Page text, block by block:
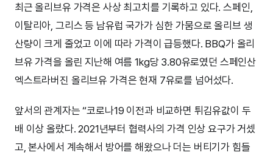
최근 올리브유 가격은 사상 최고치를 기록하고 있다. 스페인,
이탈리아, 그리스 등 남유럽 국가가 심한 가뭄으로 올리브 생
산량이 크게 줄었고 이에 따라 가격이 급등했다. BBQ가 올리
브유 가격을 올린 지난해 여름 1kg당 3.80유로였던 스페인산
엑스트라버진 올리브유 가격은 현재 7유로를 넘어섰다.
앞서의 관계자는 “코로나19 이전과 비교하면 튀김유값이 두
배 이상 올랐다. 2021년부터 협력사의 가격 인상 요구가 거셌
고, 본사에서 계속해서 방어를 해왔으나 더는 버티기가 힘들